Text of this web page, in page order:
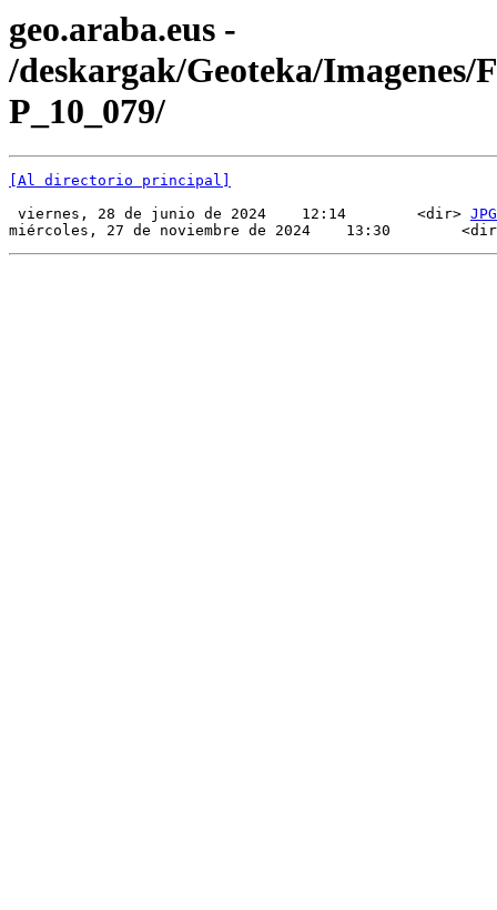
geo.araba.eus -
/deskargak/Geoteka/Imagenes/
P_10_079/
[Al directorio principal]
viernes, 28 de junio de 2024    12:14        <dir> JPG
miércoles, 27 de noviembre de 2024    13:30